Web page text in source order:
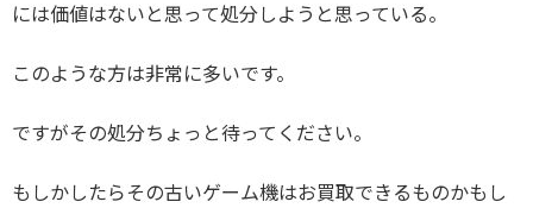
には価値はないと思って処分しようと思っている。
このような方は非常に多いです。
ですがその処分ちょっと待ってください。
もしかしたらその古いゲーム機はお買取できるものかもし